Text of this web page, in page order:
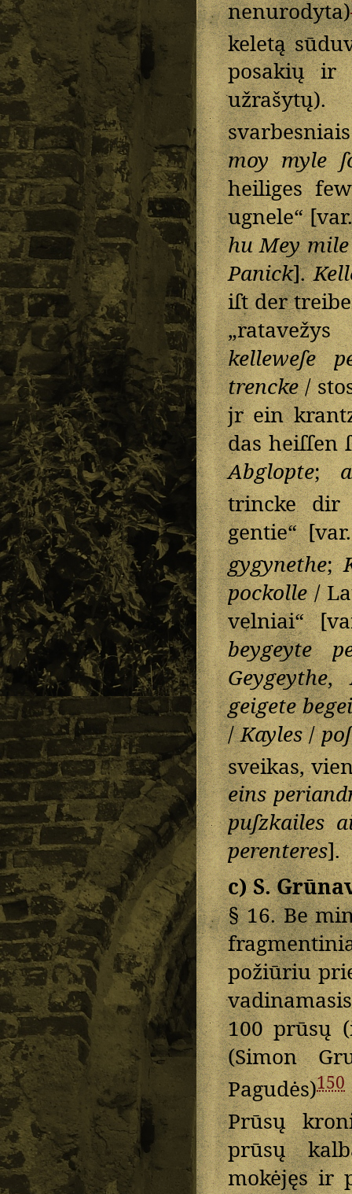
nenurodyta)
keletą
posakių ir
moy myle
heiliges
ugnele“
hu Mey
Panick].
iſt der
kelleweſe
trencke/
jr ein
das heiſſen
Abglopte;
trincke dir
gentie“
gygynethe;
pockolle/
velniai“
beygeyte
Geygeythe,
geigete
/Kayles/
sveikas,
eins
puſzkailes
perenteres].
c) S.
§ 16. Be
požiūriu
100 prūsų
(Simon
Pagudės)150
Prūsų
prūsų
mokėjęs ir